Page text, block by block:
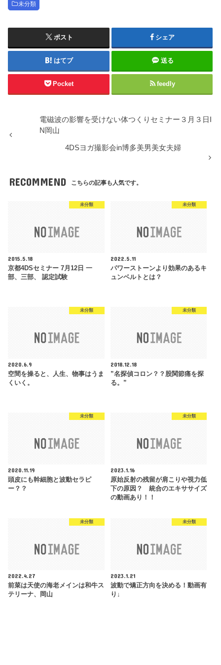
未分類
ポスト シェア
はてブ 送る
Pocket feedly
電磁波の影響を受けない体つくりセミナー３月３日I
N岡山
4DSヨガ撮影会in博多美男美女夫婦
RECOMMEND こちらの記事も人気です。
未分類
2015.5.18
京都4DSセミナー 7月12日 一
部、三部、 認定試験
未分類
2022.5.11
パワーストーンより効果のあるキ
ュンベルトとは？
未分類
2020.6.9
空間を操ると、人生、物事はうま
くいく。
未分類
2018.12.18
”名探偵コロン？？股関節痛を探
る。”
未分類
2020.11.19
頭皮にも幹細胞と波動セラピ
ー？？
未分類
2023.1.16
原始反射の残留が肩こりや視力低
下の原因？ 統合のエキササイズ
の動画あり！！
未分類
2022.4.27
前菜は天使の海老メインは和牛ス
テリーナ、岡山
未分類
2023.1.21
波動で矯正方向を決める！動画有
り↓